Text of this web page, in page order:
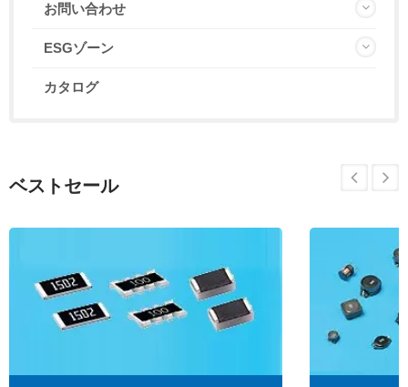
お問い合わせ
ESGゾーン
カタログ
ベストセール